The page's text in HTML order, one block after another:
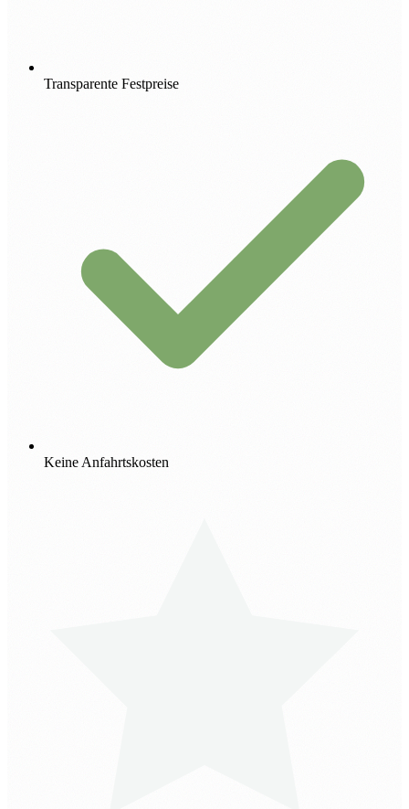
Transparente Festpreise
Keine Anfahrtskosten